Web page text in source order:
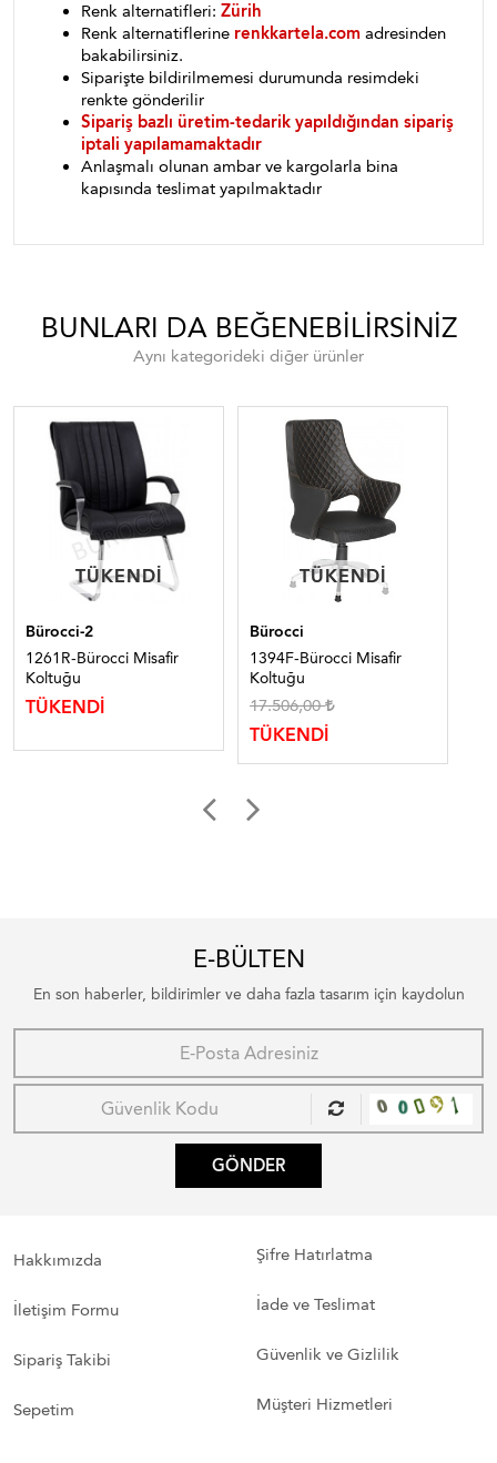
Renk alternatifleri: Zürih
Renk alternatiflerine renkkartela.com adresinden
bakabilirsiniz.
Siparişte bildirilmemesi durumunda resimdeki
renkte gönderilir
Sipariş bazlı üretim-tedarik yapıldığından sipariş
iptali yapılamamaktadır
Anlaşmalı olunan ambar ve kargolarla bina
kapısında teslimat yapılmaktadır
BUNLARI DA BEĞENEBILIRSINIZ
Aynı kategorideki diğer ürünler
TÜKENDI
TÜKENDI
Bürocci-2
1261R-Bürocci Misafir
Koltuğu
TÜKENDİ
TÜKENDI
TÜKENDI
Bürocci
1394F-Bürocci Misafir
Koltuğu
17.506,00
TÜKENDİ
E-BÜLTEN
En son haberler, bildirimler ve daha fazla tasarım için kaydolun
GÖNDER
Hakkımızda
İletişim Formu
Sipariş Takibi
Sepetim
Şifre Hatırlatma
İade ve Teslimat
Güvenlik ve Gizlilik
Müşteri Hizmetleri